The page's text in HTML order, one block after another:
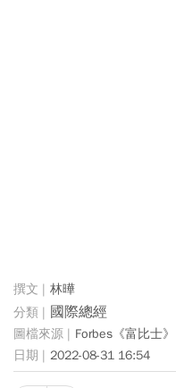
林曄
國際總經
Forbes《富比士》
2022-08-31 16:54